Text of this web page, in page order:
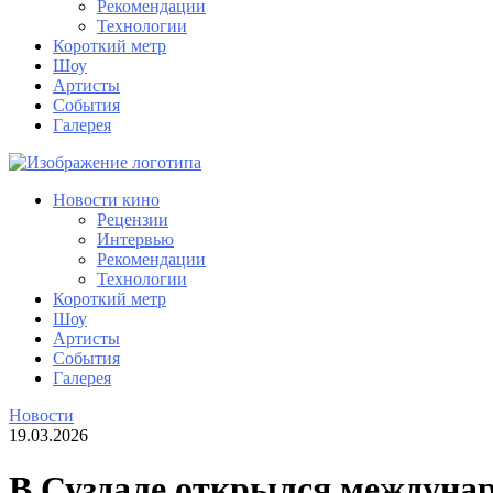
Рекомендации
Технологии
Короткий метр
Шоу
Артисты
События
Галерея
Новости кино
Рецензии
Интервью
Рекомендации
Технологии
Короткий метр
Шоу
Артисты
События
Галерея
Новости
19.03.2026